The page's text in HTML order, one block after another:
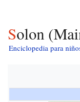
Solon
Enciclopedia para